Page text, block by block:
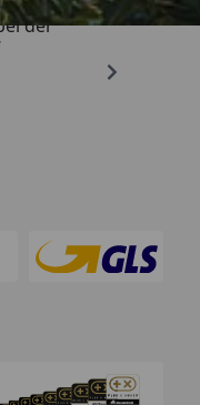
der